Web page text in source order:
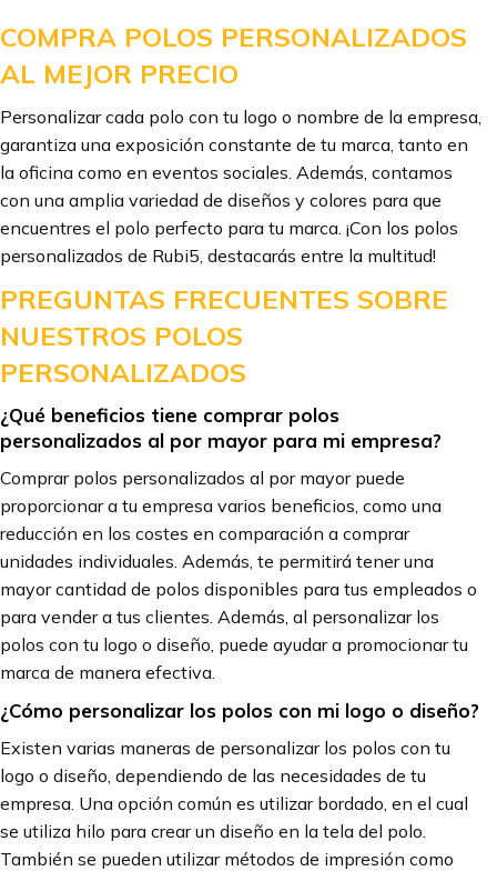
COMPRA POLOS PERSONALIZADOS
AL MEJOR PRECIO
Personalizar cada polo con tu logo o nombre de la empresa,
garantiza una exposición constante de tu marca, tanto en
la oficina como en eventos sociales. Además, contamos
con una amplia variedad de diseños y colores para que
encuentres el polo perfecto para tu marca. ¡Con los polos
personalizados de Rubi5, destacarás entre la multitud!
PREGUNTAS FRECUENTES SOBRE
NUESTROS POLOS
PERSONALIZADOS
¿Qué beneficios tiene comprar polos
personalizados al por mayor para mi empresa?
Comprar polos personalizados al por mayor puede
proporcionar a tu empresa varios beneficios, como una
reducción en los costes en comparación a comprar
unidades individuales. Además, te permitirá tener una
mayor cantidad de polos disponibles para tus empleados o
para vender a tus clientes. Además, al personalizar los
polos con tu logo o diseño, puede ayudar a promocionar tu
marca de manera efectiva.
¿Cómo personalizar los polos con mi logo o diseño?
Existen varias maneras de personalizar los polos con tu
logo o diseño, dependiendo de las necesidades de tu
empresa. Una opción común es utilizar bordado, en el cual
se utiliza hilo para crear un diseño en la tela del polo.
También se pueden utilizar métodos de impresión como